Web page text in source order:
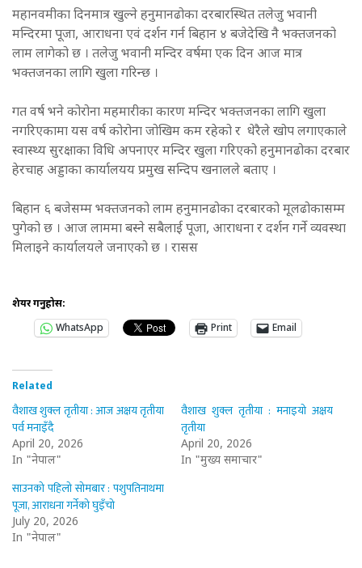
महानवमीका दिनमात्र खुल्ने हनुमानढोका दरबारस्थित तलेजु भवानी
मन्दिरमा पूजा, आराधना एवं दर्शन गर्न बिहान ४ बजेदेखि नै भक्तजनको
लाम लागेको छ । तलेजु भवानी मन्दिर वर्षमा एक दिन आज मात्र
भक्तजनका लागि खुला गरिन्छ ।
गत वर्ष भने कोरोना महमारीका कारण मन्दिर भक्तजनका लागि खुला
नगरिएकामा यस वर्ष कोरोना जोखिम कम रहेको र धेरैले खोप लगाएकाले
स्वास्थ्य सुरक्षाका विधि अपनाएर मन्दिर खुला गरिएको हनुमानढोका दरबार
हेरचाह अड्डाका कार्यालयय प्रमुख सन्दिप खनालले बताए ।
बिहान ६ बजेसम्म भक्तजनको लाम हनुमानढोका दरबारको मूलढोकासम्म
पुगेको छ । आज लाममा बस्ने सबैलाई पूजा, आराधना र दर्शन गर्ने व्यवस्था
मिलाइने कार्यालयले जनाएको छ । रासस
शेयर गर्नुहोस:
WhatsApp
Print Email
Related
वैशाख शुक्ल तृतीया : आज अक्षय तृतीया
पर्व मनाइँदै
April 20, 2026
In "नेपाल"
वैशाख शुक्ल तृतीया : मनाइयो अक्षय
तृतीया
April 20, 2026
In "मुख्य समाचार"
साउनको पहिलो सोमबार : पशुपतिनाथमा
पूजा, आराधना गर्नेको घुइँचो
July 20, 2026
In "नेपाल"